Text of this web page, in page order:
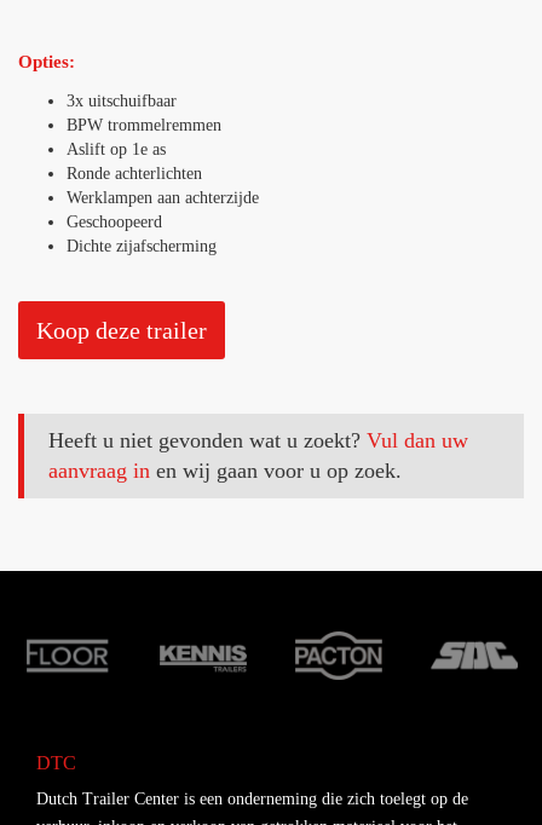
Opties:
3x uitschuifbaar
BPW trommelremmen
Aslift op 1e as
Ronde achterlichten
Werklampen aan achterzijde
Geschoopeerd
Dichte zijafscherming
Koop deze trailer
Heeft u niet gevonden wat u zoekt? Vul dan uw
aanvraag in en wij gaan voor u op zoek.
DTC
Dutch Trailer Center is een onderneming die zich toelegt op de